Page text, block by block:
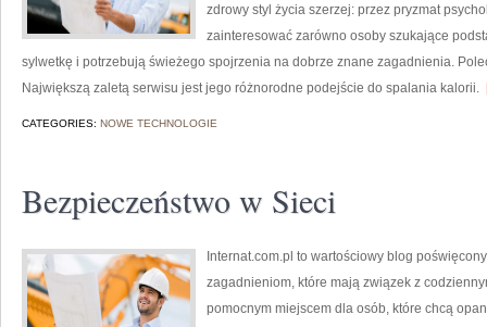
zdrowy styl życia szerzej: przez pryzmat
zainteresować zarówno osoby szukające
sylwetkę i potrzebują świeżego spojrzenia na dobrze znane zagadnienia.
Największą zaletą serwisu jest jego różnorodne podejście do spalania kalorii.
CATEGORIES: NOWE TECHNOLOGIE
Bezpieczeństwo w Sieci
Internat.com.pl to wartościowy blog
zagadnieniom, które mają związek z
pomocnym miejscem dla osób, które chcą